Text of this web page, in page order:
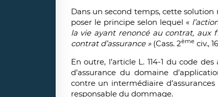
Dans un second temps, cette solution
poser le principe selon lequel «
la vie ayant renoncé au contrat, aux
contrat d’assurance » (Cass. 2èmeciv.,
En outre, l’article L. 114-1 du code
d’assurance du domaine
contre un intermédiaire
responsable du dommage.